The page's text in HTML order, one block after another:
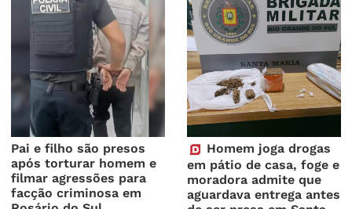
Pai e filho são presos
após torturar homem e
filmar agressões para
facção criminosa em
Homem joga drogas
em pátio de casa, foge e
moradora admite que
aguardava entrega antes